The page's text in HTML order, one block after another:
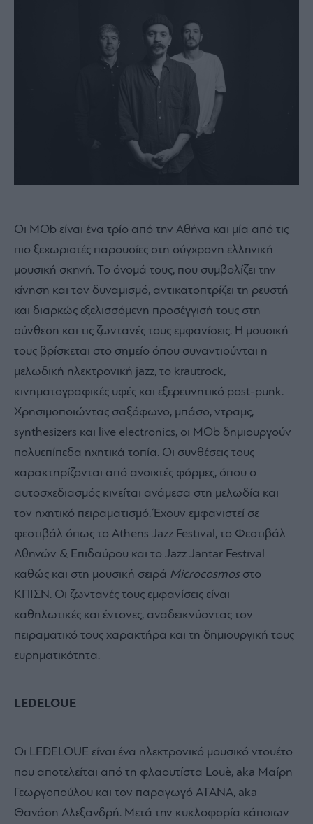
Οι MOb είναι ένα τρίο από την Αθήνα και μία από τις
πιο ξεχωριστές παρουσίες στη σύγχρονη ελληνική
μουσική σκηνή. Το όνομά τους, που συμβολίζει την
κίνηση και τον δυναμισμό, αντικατοπτρίζει τη ρευστή
και διαρκώς εξελισσόμενη προσέγγισή τους στη
σύνθεση και τις ζωντανές τους εμφανίσεις. Η μουσική
τους βρίσκεται στο σημείο όπου συναντιούνται η
μελωδική ηλεκτρονική jazz, το krautrock,
κινηματογραφικές υφές και εξερευνητικό post-punk.
Χρησιμοποιώντας σαξόφωνο, μπάσο, ντραμς,
synthesizers και live electronics, οι MOb δημιουργούν
πολυεπίπεδα ηχητικά τοπία. Οι συνθέσεις τους
χαρακτηρίζονται από ανοιχτές φόρμες, όπου ο
αυτοσχεδιασμός κινείται ανάμεσα στη μελωδία και
τον ηχητικό πειραματισμό. Έχουν εμφανιστεί σε
φεστιβάλ όπως το Athens Jazz Festival, το Φεστιβάλ
Αθηνών & Επιδαύρου και το Jazz Jantar Festival
καθώς και στη μουσική σειρά Microcosmosστο
ΚΠΙΣΝ. Οι ζωντανές τους εμφανίσεις είναι
καθηλωτικές και έντονες, αναδεικνύοντας τον
πειραματικό τους χαρακτήρα και τη δημιουργική τους
ευρηματικότητα.
LEDELOUE
Οι LEDELOUE είναι ένα ηλεκτρονικό μουσικό ντουέτο
που αποτελείται από τη φλαουτίστα Louè, aka Μαίρη
Γεωργοπούλου και τον παραγωγό ATANA, aka
Θανάση Αλεξανδρή. Μετά την κυκλοφορία κάποιων